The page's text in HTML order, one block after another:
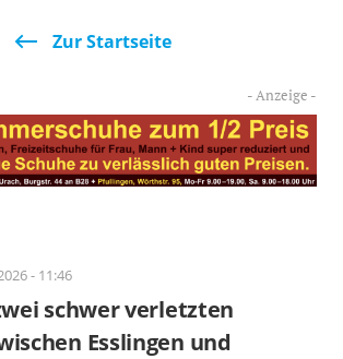
Zur Startseite
- 11:46
schwer verletzten
Esslingen und